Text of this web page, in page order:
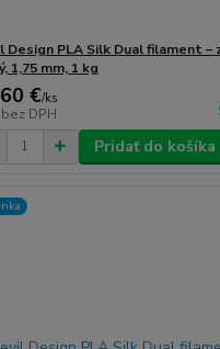
Design PLA Silk Dual filament –
1,75 mm, 1 kg
€/ks
bez DPH
Pridať do košíka